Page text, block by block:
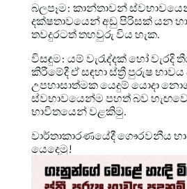
බලපෑම: කාන්තාවන්
දක්ෂතාවයෙන් අඩු පිරිසක් යන
තවදුරටත් තහවුරු විය හැක.
විසඳුම: යම් වැරැද්දක් හෝ
කිරීමේදී ඒ සඳහා ස්ත්‍රී පුරුෂ
උපහාසාත්මක යෙදුම් යොදා
ස්වභාවයෙන්ම පහත් බව
භාවිතයෙන් වළකිමු.
වාර්තාකාරණයේදී ගෞරවනීය
යෙදෙමු!